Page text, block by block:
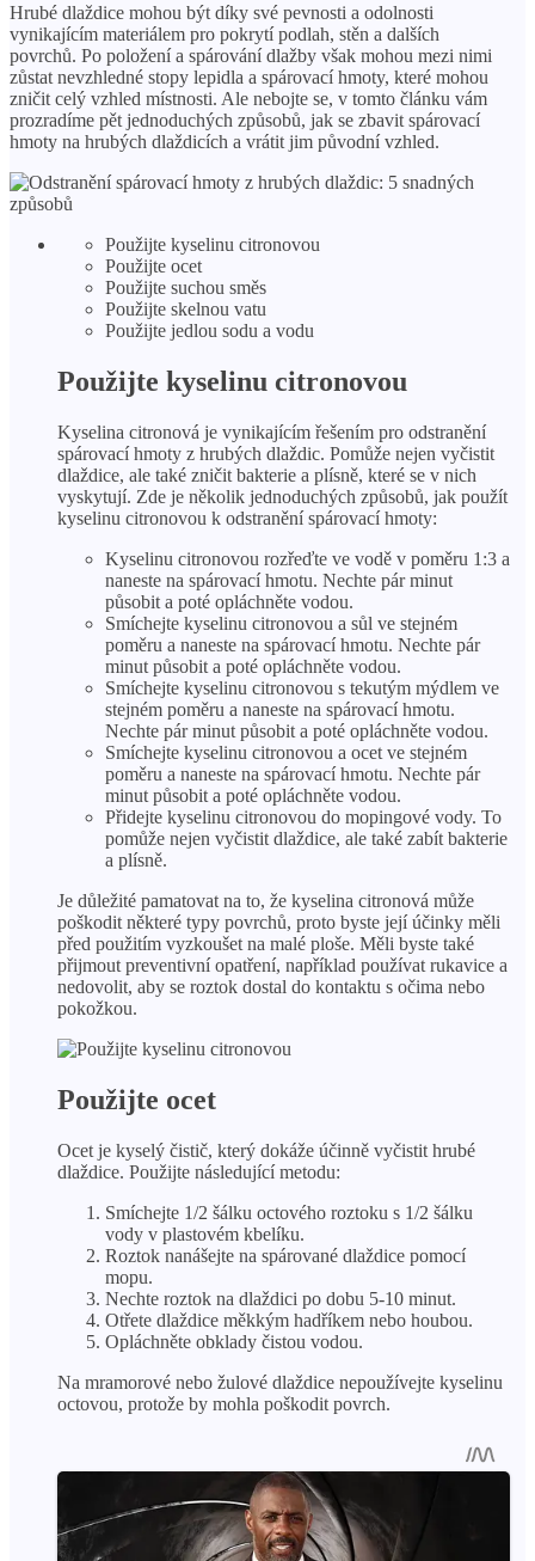
Hrubé dlaždice mohou být díky své pevnosti a odolnosti
vynikajícím materiálem pro pokrytí podlah, stěn a dalších
povrchů. Po položení a spárování dlažby však mohou mezi nimi
zůstat nevzhledné stopy lepidla a spárovací hmoty, které mohou
zničit celý vzhled místnosti. Ale nebojte se, v tomto článku vám
prozradíme pět jednoduchých způsobů, jak se zbavit spárovací
hmoty na hrubých dlaždicích a vrátit jim původní vzhled.
Použijte kyselinu citronovou
Použijte ocet
Použijte suchou směs
Použijte skelnou vatu
Použijte jedlou sodu a vodu
Použijte kyselinu citronovou
Kyselina citronová je vynikajícím řešením pro odstranění
spárovací hmoty z hrubých dlaždic. Pomůže nejen vyčistit
dlaždice, ale také zničit bakterie a plísně, které se v nich
vyskytují. Zde je několik jednoduchých způsobů, jak použít
kyselinu citronovou k odstranění spárovací hmoty:
Kyselinu citronovou rozřeďte ve vodě v poměru 1:3 a
naneste na spárovací hmotu. Nechte pár minut
působit a poté opláchněte vodou.
Smíchejte kyselinu citronovou a sůl ve stejném
poměru a naneste na spárovací hmotu. Nechte pár
minut působit a poté opláchněte vodou.
Smíchejte kyselinu citronovou s tekutým mýdlem ve
stejném poměru a naneste na spárovací hmotu.
Nechte pár minut působit a poté opláchněte vodou.
Smíchejte kyselinu citronovou a ocet ve stejném
poměru a naneste na spárovací hmotu. Nechte pár
minut působit a poté opláchněte vodou.
Přidejte kyselinu citronovou do mopingové vody. To
pomůže nejen vyčistit dlaždice, ale také zabít bakterie
a plísně.
Je důležité pamatovat na to, že kyselina citronová může
poškodit některé typy povrchů, proto byste její účinky měli
před použitím vyzkoušet na malé ploše. Měli byste také
přijmout preventivní opatření, například používat rukavice a
nedovolit, aby se roztok dostal do kontaktu s očima nebo
pokožkou.
Použijte ocet
Ocet je kyselý čistič, který dokáže účinně vyčistit hrubé
dlaždice. Použijte následující metodu:
Smíchejte 1/2 šálku octového roztoku s 1/2 šálku
vody v plastovém kbelíku.
Roztok nanášejte na spárované dlaždice pomocí
mopu.
Nechte roztok na dlaždici po dobu 5-10 minut.
Otřete dlaždice měkkým hadříkem nebo houbou.
Opláchněte obklady čistou vodou.
Na mramorové nebo žulové dlaždice nepoužívejte kyselinu
octovou, protože by mohla poškodit povrch.